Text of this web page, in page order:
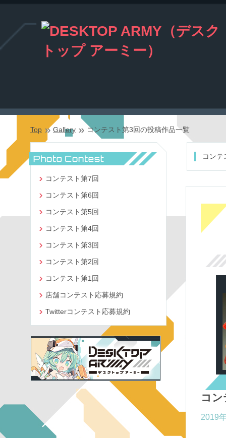
Top Gallery コンテスト第3回の投稿作品一覧
コンテ
コ
2019
コンテスト第7回
コンテスト第6回
コンテスト第5回
コンテスト第4回
コンテスト第3回
コンテスト第2回
コンテスト第1回
店舗コンテスト応募規約
Twitterコンテスト応募規約